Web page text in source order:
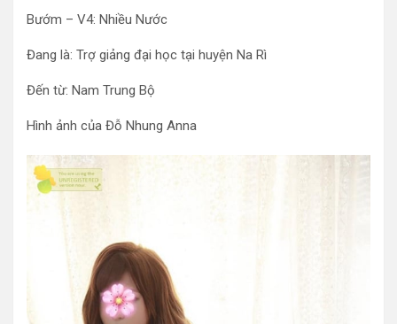
Bướm – V4: Nhiều Nước
Đang là: Trợ giảng đại học tại huyện Na Rì
Đến từ: Nam Trung Bộ
Hình ảnh của Đỗ Nhung Anna